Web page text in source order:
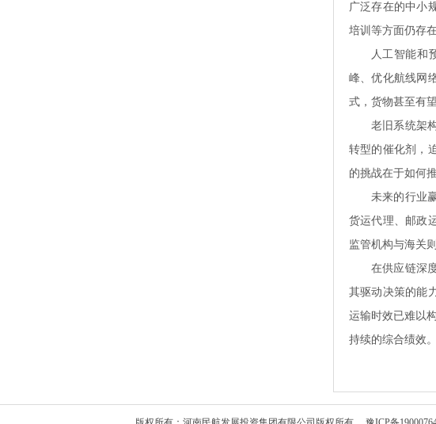
广泛存在的中小
培训等方面仍存
人工智能和
峰、优化航线网
式，货物甚至有
老旧系统架
转型的催化剂，
的挑战在于如何
未来的行业
货运代理、邮政
监管机构与海关
在供应链深
其驱动决策的能
运输时效已难以
持续的综合绩效。